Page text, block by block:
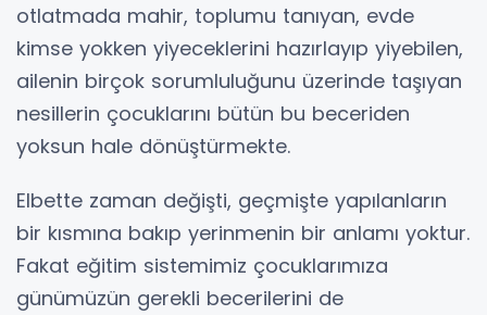
otlatmada mahir, toplumu tanıyan, evde
kimse yokken yiyeceklerini hazırlayıp yiyebilen,
ailenin birçok sorumluluğunu üzerinde taşıyan
nesillerin çocuklarını bütün bu beceriden
yoksun hale dönüştürmekte.
Elbette zaman değişti, geçmişte yapılanların
bir kısmına bakıp yerinmenin bir anlamı yoktur.
Fakat eğitim sistemimiz çocuklarımıza
günümüzün gerekli becerilerini de